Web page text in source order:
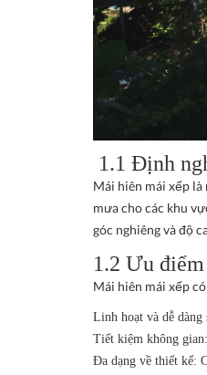
1.1 Định
Mái hiên mái xếp
mưa cho các khu
góc nghiêng và độ
1.2 Ưu
Mái hiên mái xếp
Linh hoạt và dễ
Tiết kiệm không
Đa dạng về thiết kế: